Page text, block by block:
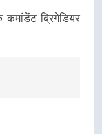
ब्रिगेडियर